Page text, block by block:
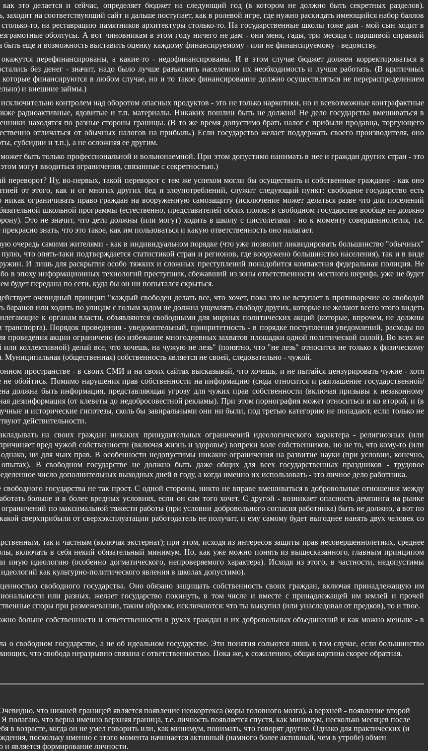
это делается и сейчас, определяет бюджет на следующий год (в котором не должно быть секретных разделов).
на соответствующий сайт и дальше поступает, как в ролевой игре, где нужно раскидать имеющийся набор баллов
то, на реставрацию памятников архитектуры столько-то. На государственные школы тоже дам - мой сын ходит в
оболтусы. А вот чиновникам в этом году ничего не дам - они меня, гады, три месяца с паршивой справкой
еще и возможность выставить оценку каждому финансируемому - или не финансируемому - ведомству.
перефинансированы, а какие-то - недофинансированы. И в этом случае бюджет должен корректироваться в
без денег - значит, надо было лучше разъяснять населению их необходимость и лучше работать. (В критичных
финансируются в любом случае, но и то такое финансирование должно осуществляться не перераспределением
и внешние займы.)
контролем над оборотом опасных продуктов - это не только наркотики, но и всевозможные контрафактные
радиоактивные, ядовитые и т.п. материалы. Никаких пошлин быть не должно! Не дело государства вмешиваться в
находятся по разные стороны границы. (В то же время допустимо брать налог с прибыли продавца, торгующего
отличаться от обычных налогов на прибыль.) Если государство желает поддержать своего производителя, оно
субсидии и т.п.), а не осложняя ее другим.
быть только профессиональной и вольнонаемной. При этом допустимо нанимать в нее и граждан других стран - это
могут вводиться ограничения, связанные с секретностью.)
переворот? Ну, во-первых, такой переворот с тем же успехом могли бы осуществить и собственные граждане - как оно
от этого, как и от многих других бед и злоупотреблений, служит следующий пункт: свободное государство есть
ограничивать право граждан на вооруженную самозащиту (исключение может делаться разве что для поселений
школьной программы (естественно, представителей обоих полов; в свободном государстве вообще не должно
Это не значит, что дети должны (или могут) ходить в школу с пистолетами - но к моменту совершеннолетия, т.е.
знать, что это такое, как им пользоваться и какую ответственность оно налагает.
очередь самими жителями - как в индивидуальном порядке (что уже позволит ликвидировать большинство "обычных"
что опять-таки подтверждается статистикой стран и регионов, где вооружено большинство населения), так и в виде
И лишь для раскрытия особо тяжких и сложных преступлений понадобится компактная федеральная полиция. Не
в эпоху информационных технологий преступник, сбежавший из зоны ответственности местного шерифа, уже не будет
будет передана по сети, куда бы он ни попытался скрыться.
очевидный принцип "каждый свободен делать все, что хочет, пока это не вступает в противоречие со свободой
баранов или ходить по улицам с голым задом не должна ущемлять свободу других, которые не желают всего этого видеть
к органам власти, объявляются свободными для мирных политических акций (которые, впрочем, не должны
Порядок проведения - уведомительный, приоритетность - в порядке поступления уведомлений, расходы по
проведения акции ограничено (во избежание многодневных захватов плошадки одной политической силой). Во всех же
коллективной) делай все, что хочешь, на чужую не лезь" (понятно, что "не лезь" относится не только к физическому
(общественная) собственность является не своей, следовательно - чужой.
пространстве - в своих СМИ и на своих сайтах высказывай, что хочешь, и не пытайся цензурировать чужие - хотя
обойтись. Помимо нарушения прав собственности на информацию (сюда относится и разглашение государственной/
должна быть информация, представляющая угрозу для чужих прав собственности (включая призывы к незаконному
дезинформация (от клеветы до недобросовестной рекламы). При этом порнография может относиться и ко второй, и (в
и исторические гипотезы, сколь бы завиральными они ни были, под третью категорию не попадают, если только не
действительности.
на своих граждан никаких принудительных ограничений идеологического характера - религиозных (или
вред чужой собственности (включая жизнь и здоровье) вопреки воле собственников, но не то, что кому-то (или
ни для чьих прав. В особенности недопустимы никакие ограничения на развитие науки (при условии, конечно,
В свободном государстве не должно быть даже общих для всех государственных праздников - трудовое
число дополнительных выходных дней в году, а когда именно их использовать - это личное дело работника.
свободного государства не так прост. С одной стороны, никто не вправе вмешиваться в добровольные отношения между
больше и в более вредных условиях, если он сам того хочет. С другой - возникает опасность демпинга на рынке
по максимальной тяжести работы (при условии добровольного согласия работника) быть не должно, а вот по
сверхприбыли от сверхэксплуатации работодатель не получит, и ему самому будет выгоднее нанять двух человек со
так и частным (включая экстернат); при этом, исходя из интересов защиты прав несовершеннолетних, среднее
включать в себя некий обязательный минимум. Но, как уже можно понять из вышесказанного, главным принципом
идеологию (особенно догматического, непроверяемого характера). Исходя из этого, в частности, недопустимы
как культурно-политического явления в школах допустимо).
ценностью свободного государства. Оно обязано защищать собственность своих граждан, включая принадлежащую им
или разных, желает государство покинуть, в том числе и вместе с принадлежащей им землей и прочей
споры при размежевании, таким образом, исключаются: что ты выкупил (или унаследовал от предков), то и твое.
больше собственности и ответственности в руках граждан и их добровольных объединений и как можно меньше - в
свободном государстве, а не об идеальном государстве. Эти понятия сольются лишь в том случае, если большинство
что свобода неразрывно связана с ответственностью. Пока же, к сожалению, общая картина скорее обратная.
что нижней границей является появление неокортекса (коры головного мозга), а верхней - появление второй
полагаю, что верна именно верхняя граница, т.е. личность появляется спустя, как минимум, несколько месяцев после
в возрасте, когда он не умел говорить или, как минимум, понимать, что говорят другие. Однако для практических (и
поскольку именно с этого момента начинается активный (намного более активный, чем в утробе) обмен
является формирование личности.